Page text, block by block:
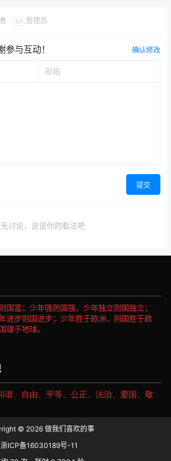
M 管理员
与互动！ 确认修改
提交
讨论，说说你的看法吧
国富；少年强则国强，少年独立则国独立；
进步则国进步；少年胜于欧洲，则国胜于欧
雄于地球。
谐、自由、平等、公正、法治、爱国、敬
© 2026 做我们喜欢的事
浙ICP备16030189号-11